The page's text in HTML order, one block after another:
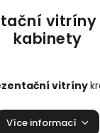
vitríny
kabinety
vitríny
úroveň vaší
Více informací